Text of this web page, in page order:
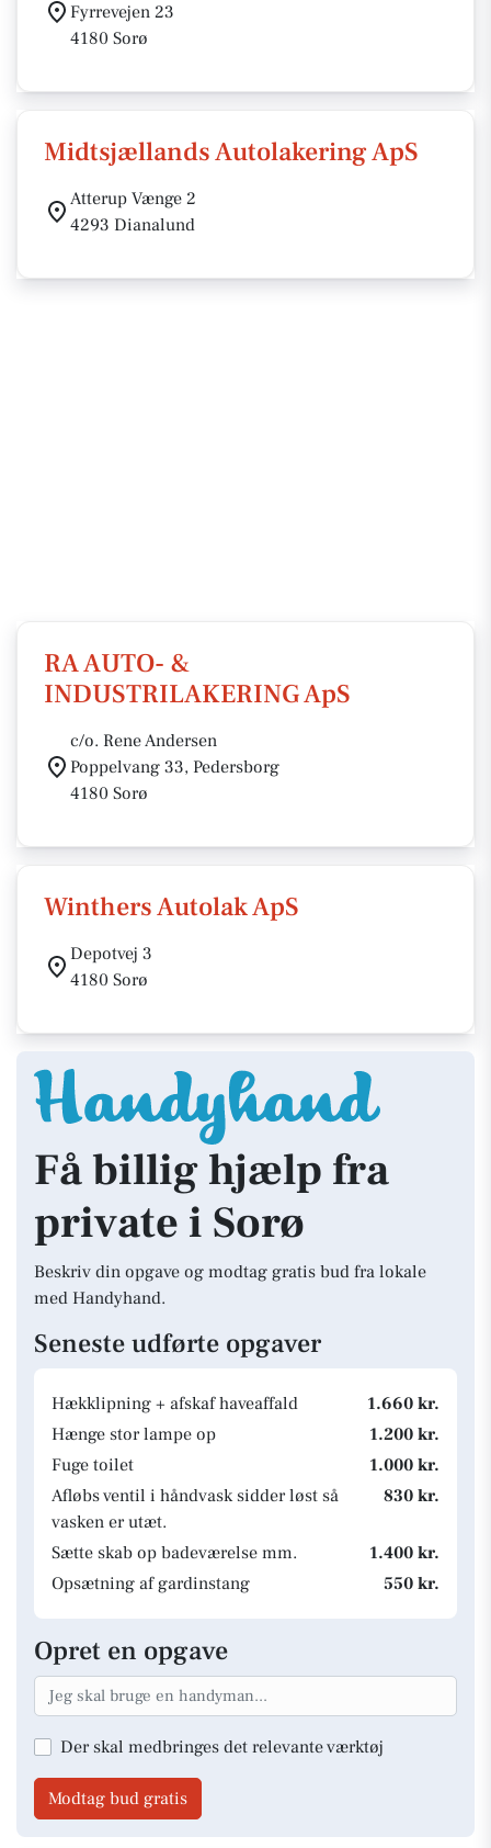
Fyrrevejen 23
4180 Sorø
Midtsjællands Autolakering ApS
Atterup Vænge 2
4293 Dianalund
RA AUTO- &
INDUSTRILAKERING ApS
c/o. Rene Andersen
Poppelvang 33, Pedersborg
4180 Sorø
Winthers Autolak ApS
Depotvej 3
4180 Sorø
Få billig hjælp fra
private i Sorø
Beskriv din opgave og modtag gratis bud fra lokale
med Handyhand.
Seneste udførte opgaver
Hækklipning + afskaf haveaffald
1.660 kr.
Hænge stor lampe op
1.200 kr.
Fuge toilet
1.000 kr.
Afløbs ventil i håndvask sidder løst så
vasken er utæt.
830 kr.
Sætte skab op badeværelse mm.
1.400 kr.
Opsætning af gardinstang
550 kr.
Opret en opgave
Der skal medbringes det relevante værktøj
Modtag bud gratis